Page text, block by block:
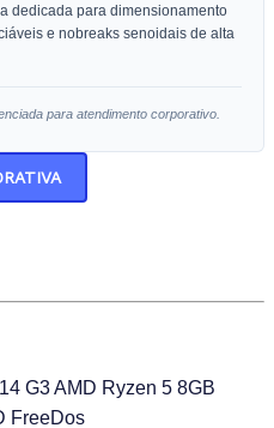
dedicada para dimensionamento
e nobreaks senoidais de alta
para atendimento corporativo.
G3 AMD Ryzen 5 8GB
FreeDos